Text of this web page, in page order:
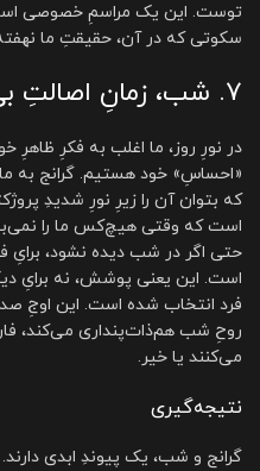
توست. این یک مراسمِ خصوصی
سکوتی که در آن، حقیقتِ ما
۷. شب، زمانِ اصالتِ بی‌آلایش
در نورِ روز، ما اغلب به فکرِ
«احساسِ» خود هستیم. گرانج به
که بتوان آن را زیرِ نورِ شدیدِ
است که وقتی هیچ‌کس ما را
حتی اگر در شب دیده نشود،
است. این یعنی پوشش، نه برایِ
فرد انتخاب شده است. این اوجِ
روحِ شب هم‌ذات‌پنداری می‌کند،
می‌کنند یا خیر.
نتیجه‌گیری
گرانج و شب، یک پیوندِ ابدی